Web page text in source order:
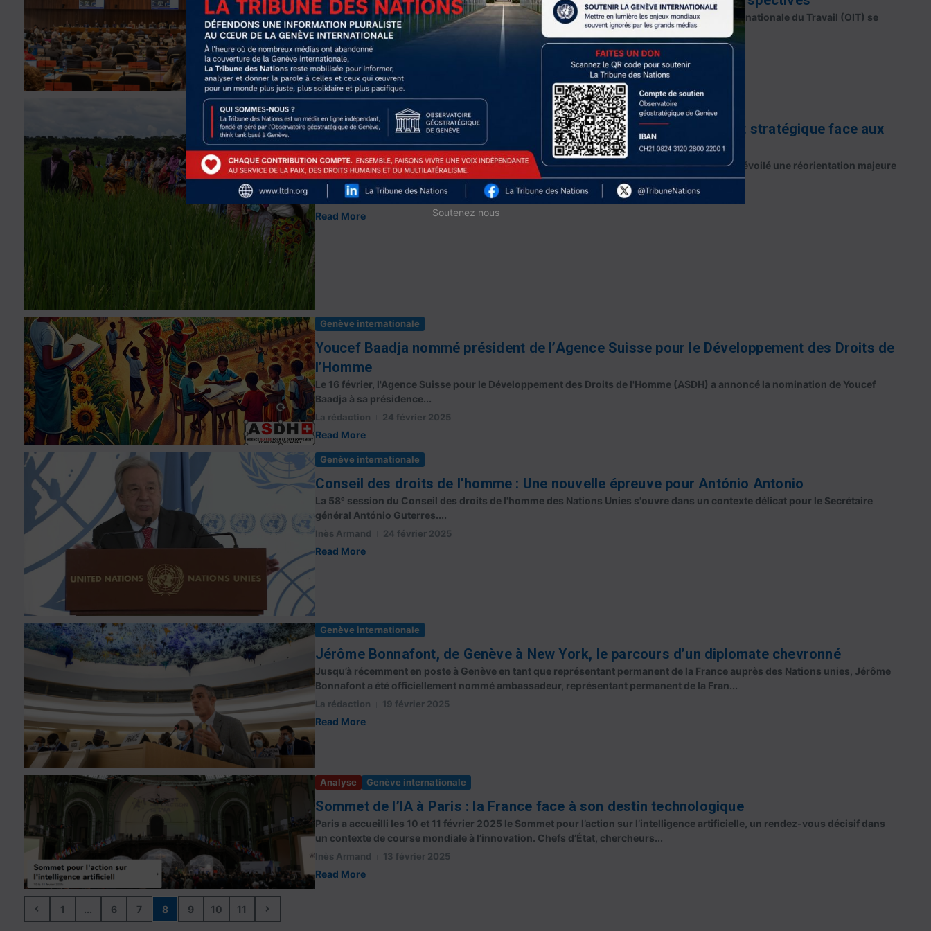
Du 10 au 20 mars 2025, la 353e session du Conseil d'administration de l'Organisation internationale du Travail (OIT) se
tiendra à Genève. Cet organe décisionnel, qui réunit trois fois par an les repré...
La rédaction
Read More
Les Pays-Bas réorientent leur aide au développement : un tournant stratégique face aux
coupes budgétaires américaines
La ministre néerlandaise du Commerce extérieur et du Développement, Reinette Klever, a dévoilé une réorientation majeure
de la politique d'aide au développement des Pays-Bas, plaçant désormais les int...
La rédaction
Read More
Genève internationale
Youcef Baadja nommé président de l’Agence Suisse pour le Développement des Droits de
l’Homme
Le 16 février, l'Agence Suisse pour le Développement des Droits de l'Homme (ASDH) a annoncé la nomination de Youcef
Baadja à sa présidence...
La rédaction 24 février 2025
Read More
Genève internationale
Conseil des droits de l’homme : Une nouvelle épreuve pour António Antonio
La 58ᵉ session du Conseil des droits de l'homme des Nations Unies s'ouvre dans un contexte délicat pour le Secrétaire
général António Guterres....
Inès Armand 24 février 2025
Read More
Genève internationale
Jérôme Bonnafont, de Genève à New York, le parcours d’un diplomate chevronné
Jusqu’à récemment en poste à Genève en tant que représentant permanent de la France auprès des Nations unies, Jérôme
Bonnafont a été officiellement nommé ambassadeur, représentant permanent de la Fran...
La rédaction 19 février 2025
Read More
Analyse Genève internationale
Sommet de l’IA à Paris : la France face à son destin technologique
Paris a accueilli les 10 et 11 février 2025 le Sommet pour l’action sur l’intelligence artificielle, un rendez-vous décisif dans
un contexte de course mondiale à l’innovation. Chefs d’État, chercheurs...
Inès Armand 13 février 2025
Read More
1 ... 6 7 8 9 10 11
Soutenez nous